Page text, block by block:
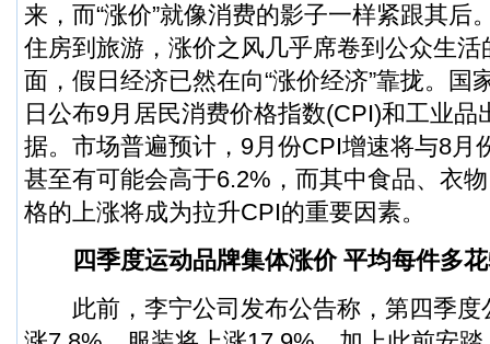
来，而“涨价”就像消费的影子一样紧跟其后
住房到旅游，涨价之风几乎席卷到公众生
面，假日经济已然在向“涨价经济”靠拢。国
日公布9月居民消费价格指数(CPI)和工业品
据。市场普遍预计，9月份CPI增速将与8月
甚至有可能会高于6.2%，而其中食品、衣
格的上涨将成为拉升CPI的重要因素。
四季度运动品牌集体涨价 平均每件多
此前，李宁公司发布公告称，第四季度